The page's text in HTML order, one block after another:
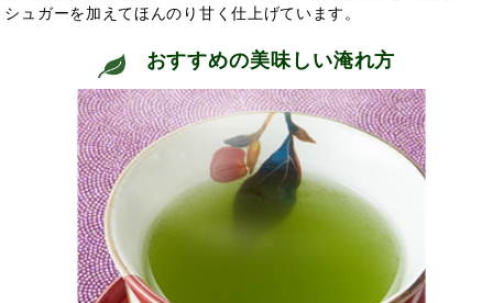
シュガーを加えてほんのり甘く仕上げています。
おすすめの美味しい淹れ方